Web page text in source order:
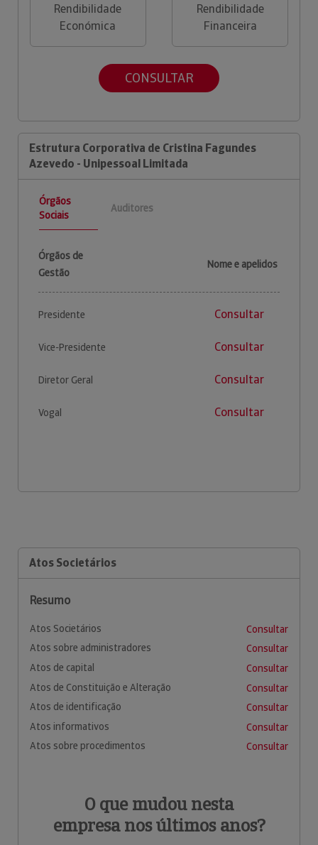
Rendibilidade
Económica
Rendibilidade
Financeira
CONSULTAR
Estrutura Corporativa de Cristina Fagundes
Azevedo - Unipessoal Limitada
Órgãos
Sociais
Auditores
Órgãos de
Gestão
Nome e apelidos
Presidente Consultar
Vice-Presidente Consultar
Diretor Geral Consultar
Vogal Consultar
Atos Societários
Resumo
Atos Societários
Consultar
Atos sobre administradores
Consultar
Atos de capital
Consultar
Atos de Constituição e Alteração
Consultar
Atos de identificação
Consultar
Atos informativos
Consultar
Atos sobre procedimentos
Consultar
O que mudou nesta
empresa nos últimos anos?